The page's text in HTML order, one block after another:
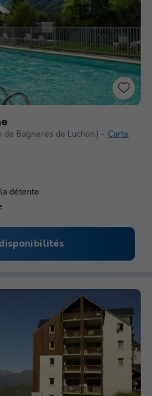
de Bagneres de Luchon) Carte
détente